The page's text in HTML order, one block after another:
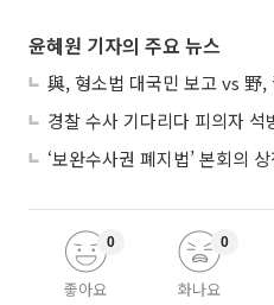
윤혜원 기자의 주요 뉴스
좋아요
0
화나요
0